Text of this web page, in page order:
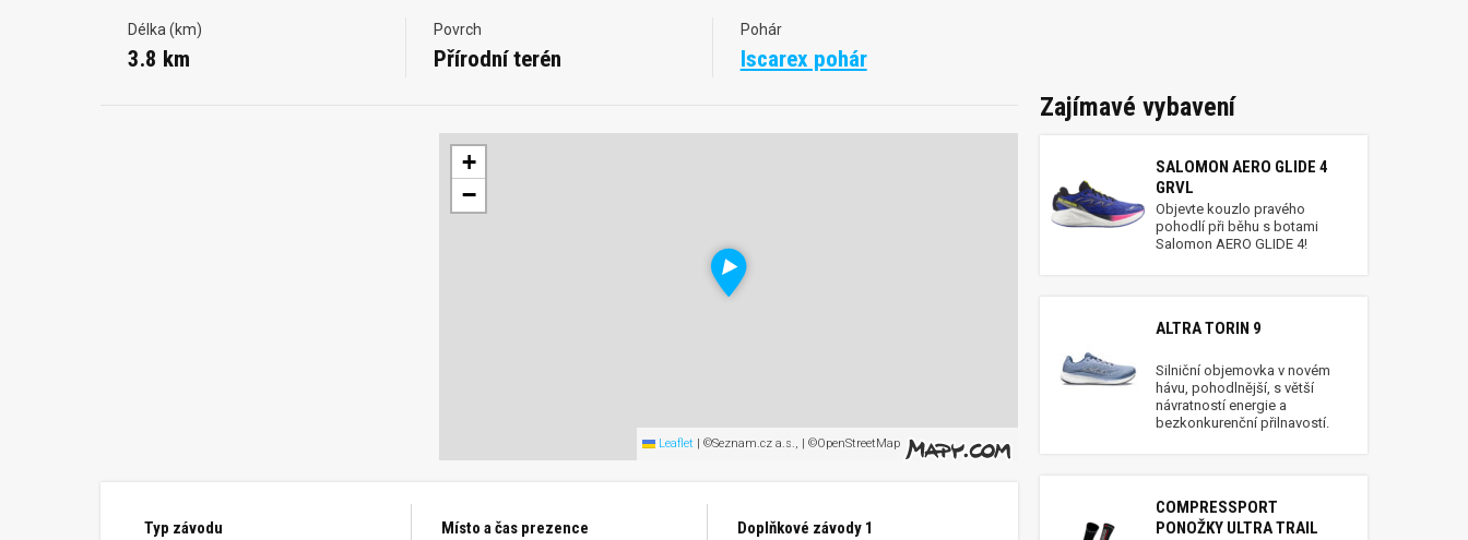
Délka (km)
3.8 km
Povrch
Přírodní terén
Pohár
Iscarex pohár
+
−
Leaflet | ©Seznam.cz a.s., | ©OpenStreetMap
Typ závodu
Místo a čas prezence
Doplňkové závody 1
Zajímavé vybavení
SALOMON AERO GLIDE 4
GRVL
Objevte kouzlo pravého
pohodlí při běhu s botami
Salomon AERO GLIDE 4!
ALTRA TORIN 9
Silniční objemovka v novém
hávu, pohodlnější, s větší
návratností energie a
bezkonkurenční přilnavostí.
COMPRESSPORT
PONOŽKY ULTRA TRAIL